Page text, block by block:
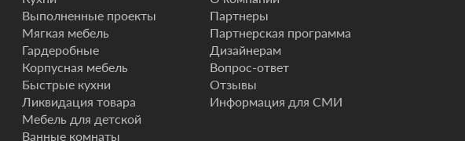
Выполненные проекты
Мягкая мебель
Гардеробные
Корпусная мебель
Быстрые кухни
Ликвидация товара
Мебель для детской
Ванные комнаты
Партнеры
Партнерская программа
Дизайнерам
Вопрос-ответ
Отзывы
Информация для СМИ